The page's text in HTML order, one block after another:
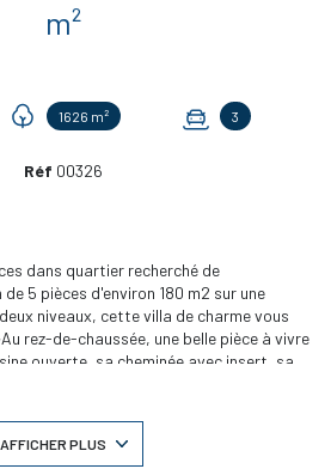
m²
1626 m² 3
Réf 00326
dans quartier recherché de
5 pièces d'environ 180 m2 sur une
niveaux, cette villa de charme vous
rez-de-chaussée, une belle pièce à vivre
ouverte, sa cheminée avec insert, sa
sur la piscine, des toilettes et un
chambres et une salle de
AFFICHER PLUS